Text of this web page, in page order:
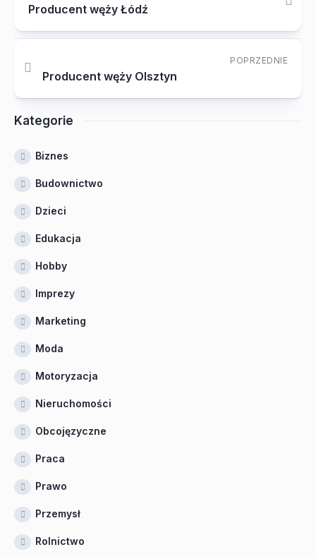
Producent węży Łódź
POPRZEDNIE
Producent węży Olsztyn
Kategorie
Biznes
Budownictwo
Dzieci
Edukacja
Hobby
Imprezy
Marketing
Moda
Motoryzacja
Nieruchomości
Obcojęzyczne
Praca
Prawo
Przemysł
Rolnictwo